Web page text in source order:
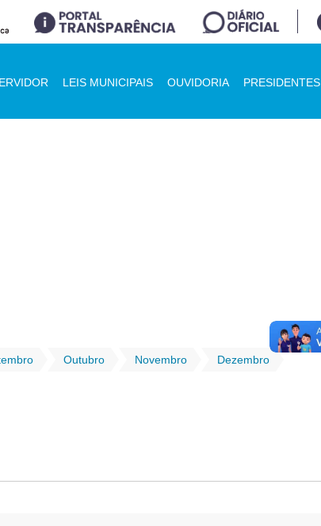
LEIS MUNICIPAIS OUVIDORIA PRESIDENTES
Outubro Novembro Dezembro